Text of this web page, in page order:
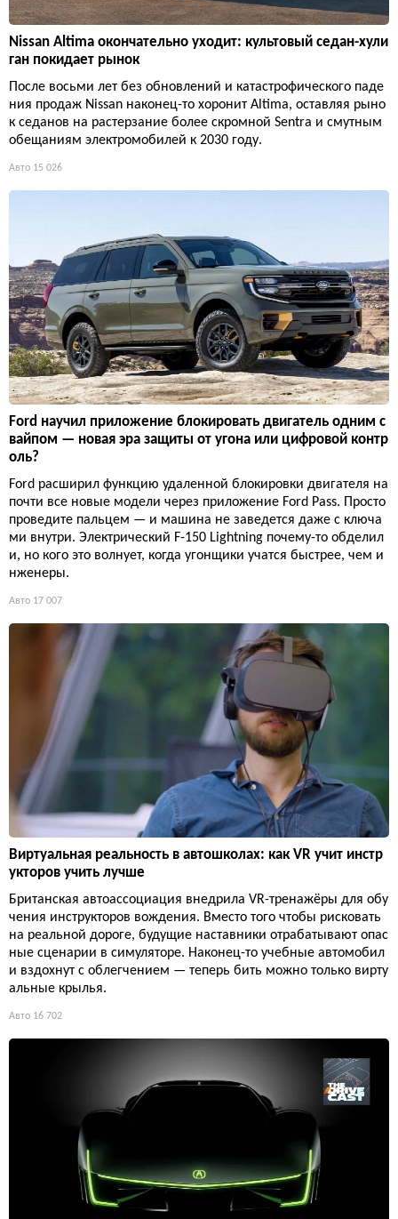
Nissan Altima окончательно уходит: культовый седан-хули
ган покидает рынок
После восьми лет без обновлений и катастрофического паде
ния продаж Nissan наконец-то хоронит Altima, оставляя рыно
к седанов на растерзание более скромной Sentra и смутным
обещаниям электромобилей к 2030 году.
Авто 15 026
Ford научил приложение блокировать двигатель одним с
вайпом — новая эра защиты от угона или цифровой контр
оль?
Ford расширил функцию удаленной блокировки двигателя на
почти все новые модели через приложение Ford Pass. Просто
проведите пальцем — и машина не заведется даже с ключа
ми внутри. Электрический F-150 Lightning почему-то обделил
и, но кого это волнует, когда угонщики учатся быстрее, чем и
нженеры.
Авто 17 007
Виртуальная реальность в автошколах: как VR учит инстр
укторов учить лучше
Британская автоассоциация внедрила VR-тренажёры для обу
чения инструкторов вождения. Вместо того чтобы рисковать
на реальной дороге, будущие наставники отрабатывают опас
ные сценарии в симуляторе. Наконец-то учебные автомобил
и вздохнут с облегчением — теперь бить можно только вирту
альные крылья.
Авто 16 702